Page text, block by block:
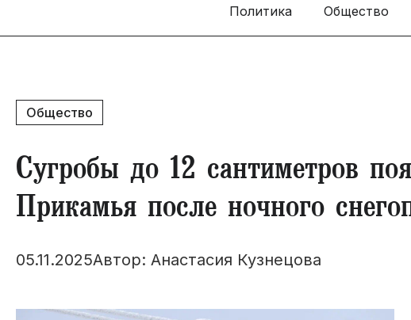
Политика Общество
Общество
​Сугробы до 12 сантиметров
Прикамья после ночного
05.11.2025Автор: Анастасия Кузнецова